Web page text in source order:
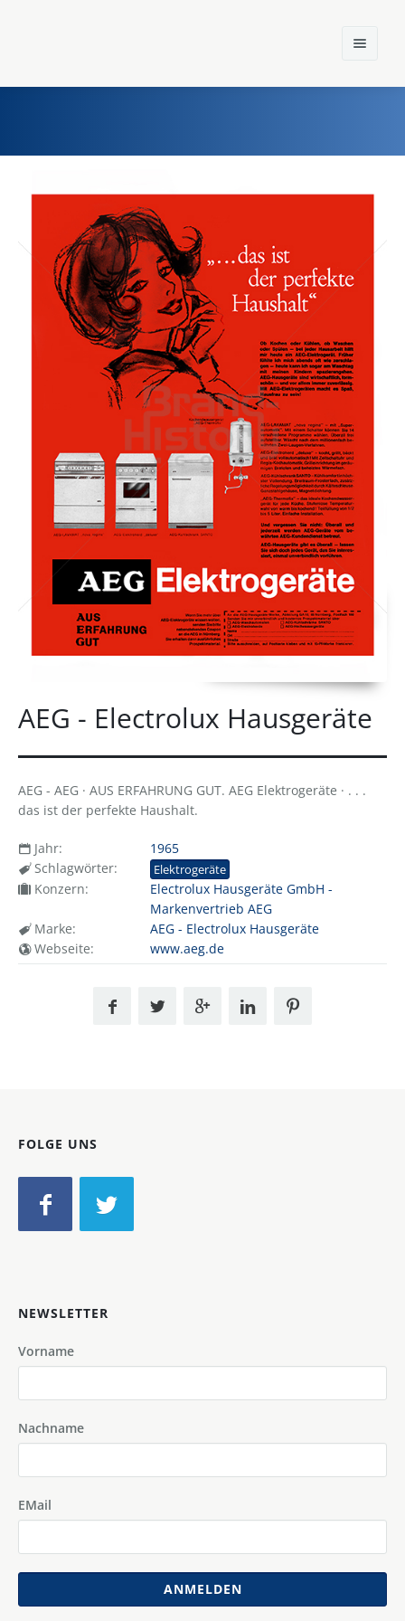
Einst und Heute
Marken
Konzerne
AEG - Electrolux Hausgeräte
AEG - AEG · AUS ERFAHRUNG GUT. AEG Elektrogeräte · . . .
das ist der perfekte Haushalt.
Jahr:
1965
Schlagwörter:
Elektrogeräte
Konzern:
Electrolux Hausgeräte GmbH -
Markenvertrieb AEG
Marke:
AEG - Electrolux Hausgeräte
Webseite:
www.aeg.de
FOLGE UNS
NEWSLETTER
Vorname
Nachname
EMail
ANMELDEN